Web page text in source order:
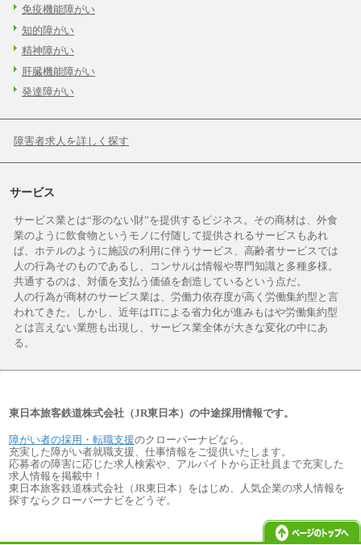
免疫機能障がい
知的障がい
精神障がい
肝臓機能障がい
発達障がい
障害者求人を詳しく探す
サービス
サービス業とは“形のない財”を提供するビジネス。その商材は、外食
業のように飲食物というモノに付随して提供されるサービスもあれ
ば、ホテルのように施設の利用に伴うサービス、高齢者サービスでは
人の行為そのものであるし、コンサルは情報や専門知識と多種多様。
共通するのは、対価を支払う価値を創造しているという点だ。
人の行為が商材のサービス業は、労働力依存度が高く労働集約型と言
われてきた。しかし、近年はITによる省力化が進みもはや労働集約型
とは言えない業態も出現し、サービス業全体が大きな変化の中にあ
る。
東日本旅客鉄道株式会社（JR東日本）の中途採用情報です。
障がい者の採用・転職支援のクローバーナビなら、
充実した障がい者就職支援、仕事情報をご提供いたします。
応募者の障害に応じた求人検索や、アルバイトから正社員まで充実した
求人情報を掲載中！
東日本旅客鉄道株式会社（JR東日本）をはじめ、人気企業の求人情報を
探すならクローバーナビをどうぞ。